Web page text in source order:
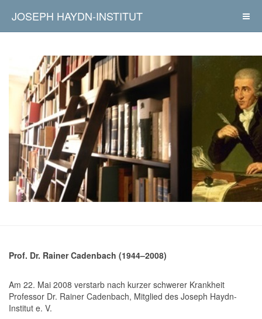
JOSEPH HAYDN-INSTITUT
Prof. Dr. Rainer Cadenbach (1944–2008)
Am 22. Mai 2008 verstarb nach kurzer schwerer Krankheit
Professor Dr. Rainer Cadenbach, Mitglied des Joseph Haydn-
Institut e. V.